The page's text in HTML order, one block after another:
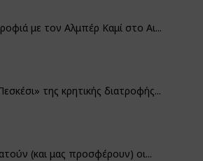
με τον Αλμπέρ Καμί στο Αι...
της κρητικής διατροφής...
(και μας προσφέρουν) οι...